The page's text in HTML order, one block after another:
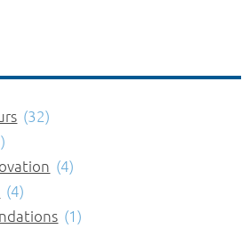
(32)
(4)
(4)
(1)